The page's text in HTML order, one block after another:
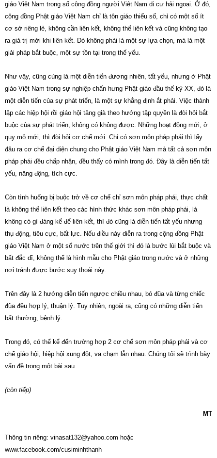
giáo Việt Nam trong số cộng đồng người Việt Nam di cư hải ngoại. Ở đó,
cộng đồng Phật giáo Việt Nam chỉ là tôn giáo thiểu số, chỉ có một số ít
cơ sở riêng lẻ, không cần liên kết, không thể liên kết và cũng không tạo
ra giá trị mới khi liên kết. Đó không phải là một sự lựa chọn, mà là một
giải pháp bắt buộc, một sự tồn tại trong thế yếu.
Như vậy, cũng cùng là một diễn tiến đương nhiên, tất yếu, nhưng ở Phật
giáo Việt Nam trong sự nghiệp chấn hưng Phật giáo đầu thế kỷ XX, đó là
một diễn tiến của sự phát triển, là một sự khẳng định ắt phải. Việc thành
lập các hiệp hội rồi giáo hội tăng già theo hướng tập quyền là đòi hỏi bắt
buộc của sự phát triển, không có không được. Những hoạt động mới, ở
quy mô mới, thì đòi hỏi cơ chế mới. Chỉ có sơn môn pháp phái thì lấy
đâu ra cơ chế đại diện chung cho Phật giáo Việt Nam mà tất cả sơn môn
pháp phái đều chấp nhận, đều thấy có mình trong đó. Đây là diễn tiến tất
yếu, năng động, tích cực.
Còn tình huống bị buộc trở về cơ chế chỉ sơn môn pháp phái, thực chất
là không thể liên kết theo các hình thức khác sơn môn pháp phái, là
không có gì đáng kể để liên kết, thì đó cũng là diễn tiến tất yếu nhưng
thụ động, tiêu cực, bất lực. Nếu điều này diễn ra trong cộng đồng Phật
giáo Việt Nam ở một số nước trên thế giới thì đó là bước lùi bắt buộc và
bất đắc dĩ, không thể là hình mẫu cho Phật giáo trong nước và ở những
nơi tránh được bước suy thoái này.
Trên đây là 2 hướng diễn tiến ngược chiều nhau, bó đũa và từng chiếc
đũa đều hợp lý, thuận lý. Tuy nhiên, ngoài ra, cũng có những diễn tiến
bất thường, bệnh lý.
Trong đó, có thể kể đến trường hợp 2 cơ chế sơn môn pháp phái và cơ
chế giáo hội, hiệp hội xung đột, va chạm lẫn nhau. Chúng tôi sẽ trình bày
vấn đề trong một bài sau.
(còn tiếp)
MT
Thông tin riêng: vinasat132@yahoo.com hoặc
www.facebook.com/cusiminhthanh